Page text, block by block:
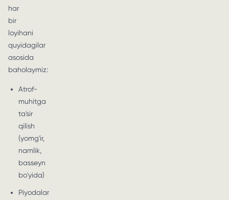
har
bir
loyihani
quyidagilar
asosida
baholaymiz:
Atrof-
muhitga
ta'sir
qilish
(yomg'ir,
namlik,
basseyn
bo'yida)
Piyodalar